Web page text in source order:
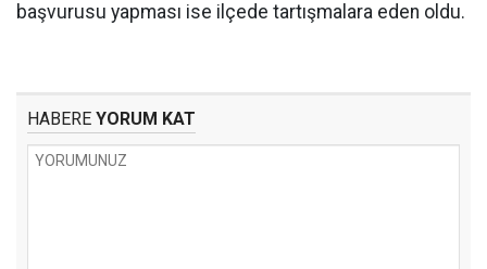
başvurusu yapması ise ilçede tartışmalara eden oldu.
HABERE YORUM KAT